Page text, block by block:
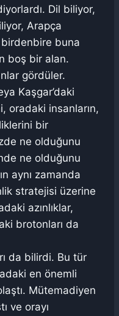
Dil biliyor,
Arapça
birdenbire buna
boş bir alan.
gördüler.
Kaşgar’daki
oradaki insanların,
bir
ne olduğunu
ne olduğunu
aynı zamanda
stratejisi üzerine
azınlıklar,
brotonları da
da bilirdi. Bu tür
en önemli
Mütemadiyen
ve orayı